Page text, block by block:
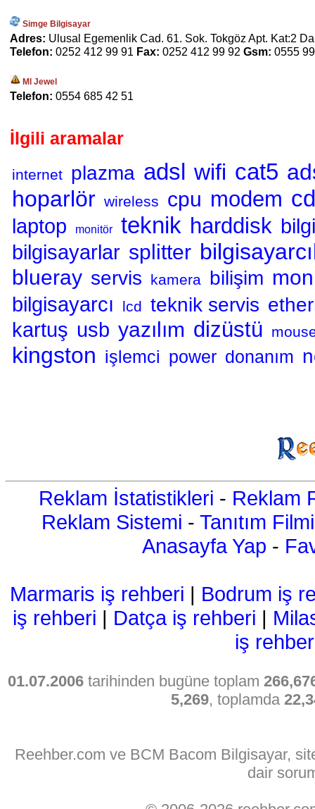
Simge Bilgisayar
Adres: Ulusal Egemenlik Cad. 61. Sok. Tokgöz Apt. Kat:2
Telefon: 0252 412 99 91 Fax: 0252 412 99 92 Gsm: 0555
Ml Jewel
Telefon: 0554 685 42 51
İlgili aramalar
internet plazma adsl wifi cat5
hoparlör wireless cpu modem
laptop monitör teknik harddisk
bilgisayarlar splitter
blueray servis kamera bilişim
bilgisayarcı lcd teknik servis
kartuş usb yazılım dizüstü
kingston işlemci power donanım
Reklam İstatistikleri - Reklam
Reklam Sistemi - Tanıtım Filmi
Anasayfa Yap -
Marmaris iş rehberi | Bodrum iş
iş rehberi | Datça iş rehberi |
iş
01.07.2006 tarihinden bugüne toplam
5,269, toplamda
Reehber.com ve BCM Bacom Bilgisayar,
dair